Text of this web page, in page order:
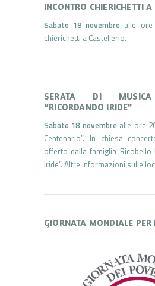
INCONTRO CHIERICHETTI A
Sabato 18 novembre alle ore
chierichetti a Castellerio.
SERATA DI
“RICORDANDO IRIDE”
Sabato 18 novembrealle ore
Centenario”. In chiesa
offerto dalla famiglia Ricobello
Iride”. Altre informazioni sulle
GIORNATA MONDIALE PER